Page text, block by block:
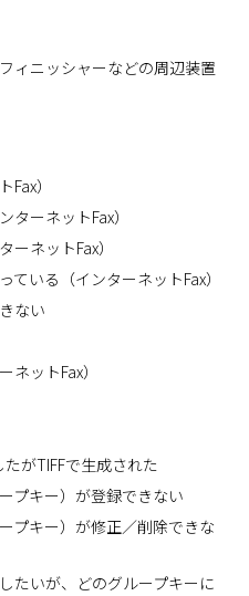
ィニッシャーなどの周辺装置
）
ーネットFax）
ネットFax）
いる（インターネットFax）
ない
ットFax）
がTIFFで生成された
プキー）が登録できない
プキー）が修正／削除できな
たいが、どのグループキーに